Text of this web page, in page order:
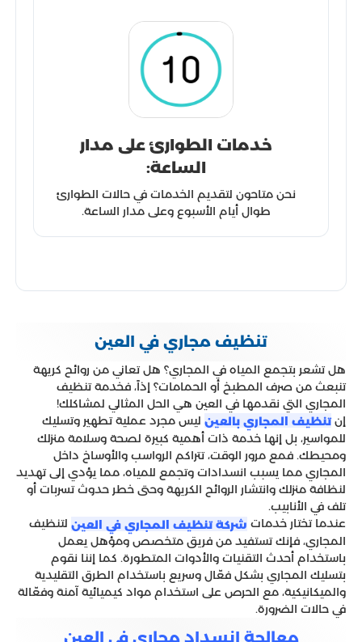
خدمات الطوارئ على مدار
الساعة:
نحن متاحون لتقديم الخدمات في حالات الطوارئ
طوال أيام الأسبوع وعلى مدار الساعة.
تنظيف مجاري في العين
هل تشعر بتجمع المياه في المجاري؟ هل تعاني من روائح كريهة
تنبعث من صرف المطبخ أو الحمامات؟ إذاً، فخدمة تنظيف
المجاري التي نقدمها في العين هي الحل المثالي لمشاكلك!
إنتنظيف المجاري بالعين ليس مجرد عملية تطهير وتسليك
للمواسير، بل إنها خدمة ذات أهمية كبيرة لصحة وسلامة منزلك
ومحيطك. فمع مرور الوقت، تتراكم الرواسب والأوساخ داخل
المجاري مما يسبب انسدادات وتجمع للمياه، مما يؤدي إلى تهديد
لنظافة منزلك وانتشار الروائح الكريهة وحتى خطر حدوث تسربات أو
تلف في الأنابيب.
عندما تختار خدمات شركة تنظيف المجاري في العين لتنظيف
المجاري، فإنك تستفيد من فريق متخصص ومؤهل يعمل
باستخدام أحدث التقنيات والأدوات المتطورة. كما إننا نقوم
بتسليك المجاري بشكل فعّال وسريع باستخدام الطرق التقليدية
والميكانيكية، مع الحرص على استخدام مواد كيميائية آمنة وفعّالة
في حالات الضرورة.
معالجة انسداد مجاري في العين